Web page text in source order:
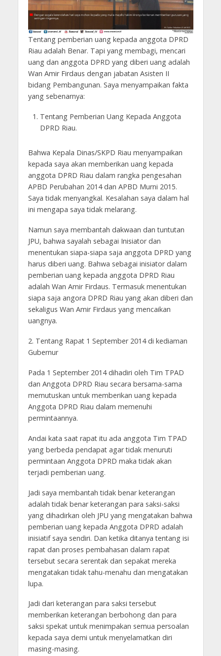
Tentang pemberian uang kepada anggota DPRD
Riau adalah Benar. Tapi yang membagi, mencari
uang dan anggota DPRD yang diberi uang adalah
Wan Amir Firdaus dengan jabatan Asisten II
bidang Pembangunan. Saya menyampaikan fakta
yang sebenarnya:
Tentang Pemberian Uang Kepada Anggota
DPRD Riau.
Bahwa Kepala Dinas/SKPD Riau menyampaikan
kepada saya akan memberikan uang kepada
anggota DPRD Riau dalam rangka pengesahan
APBD Perubahan 2014 dan APBD Murni 2015.
Saya tidak menyangkal. Kesalahan saya dalam hal
ini mengapa saya tidak melarang.
Namun saya membantah dakwaan dan tuntutan
JPU, bahwa sayalah sebagai Inisiator dan
menentukan siapa-siapa saja anggota DPRD yang
harus diberi uang. Bahwa sebagai inisiator dalam
pemberian uang kepada anggota DPRD Riau
adalah Wan Amir Firdaus. Termasuk menentukan
siapa saja angora DPRD Riau yang akan diberi dan
sekaligus Wan Amir Firdaus yang mencaikan
uangnya.
2. Tentang Rapat 1 September 2014 di kediaman
Gubernur
Pada 1 September 2014 dihadiri oleh Tim TPAD
dan Anggota DPRD Riau secara bersama-sama
memutuskan untuk memberikan uang kepada
Anggota DPRD Riau dalam memenuhi
permintaannya.
Andai kata saat rapat itu ada anggota Tim TPAD
yang berbeda pendapat agar tidak menuruti
permintaan Anggota DPRD maka tidak akan
terjadi pemberian uang.
Jadi saya membantah tidak benar keterangan
adalah tidak benar keterangan para saksi-saksi
yang dihadirkan oleh JPU yang mengatakan bahwa
pemberian uang kepada Anggota DPRD adalah
inisiatif saya sendiri. Dan ketika ditanya tentang isi
rapat dan proses pembahasan dalam rapat
tersebut secara serentak dan sepakat mereka
mengatakan tidak tahu-menahu dan mengatakan
lupa.
Jadi dari keterangan para saksi tersebut
memberikan keterangan berbohong dan para
saksi spekat untuk menimpakan semua persoalan
kepada saya demi untuk menyelamatkan diri
masing-masing.